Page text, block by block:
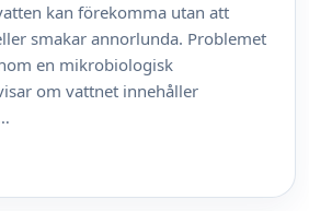
kan förekomma utan att
smakar annorlunda. Problemet
en mikrobiologisk
om vattnet innehåller